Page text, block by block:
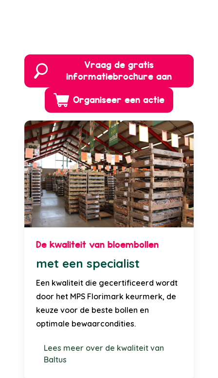
Vraag de gratis
informatiebrochure aan
Organiseer een actie
De kwaliteit van bloembollen
met een specialist
Een kwaliteit die gecertificeerd wordt
door het MPS Florimark keurmerk, de
keuze voor de beste bollen en
optimale bewaarcondities.
Lees meer over de kwaliteit van
Baltus